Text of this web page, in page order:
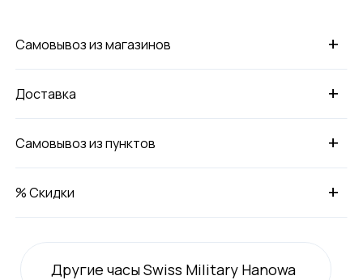
+
Самовывоз из магазинов
+
Доставка
+
Самовывоз из пунктов
+
% Скидки
Другие часы Swiss Military Hanowa